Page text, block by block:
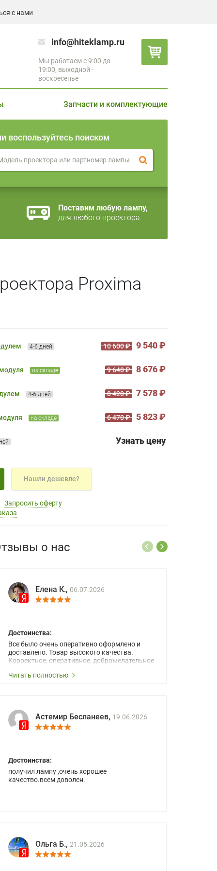
с нами
info@hiteklamp.ru
Мы работаем с 9:00 до
19:00, выходной -
воскресенье
Запчасти и комплектующие
воспользуйтесь поиском
Поставим любую лампу,
для любого проектора
Proxima
4-6 дней 10 600 ₽ 9 540 ₽
на складе 9 640 ₽ 8 676 ₽
4-6 дней 8 420 ₽ 7 578 ₽
на складе 6 470 ₽ 5 823 ₽
Узнать цену
Нашли дешевле?
Запросить оферту
о нас
Елена К., 06.07.2026
Достоинства:
Все было очень оперативно оформлено и
доставлено. Товар высокого качества.
Корректное, оперативное, доброжелательное
Читать полностью
Астемир Бесланеев, 19.06.2026
Достоинства:
получил лампу ,очень хорошее
качество.всем доволен.
Ольга Б., 21.05.2026